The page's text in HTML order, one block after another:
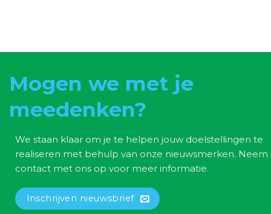
Mogen we met je
meedenken?
We staan klaar om je te helpen jouw doelstellingen te
realiseren met behulp van onze nieuwsmerken. Neem
contact met ons op voor meer informatie.
Inschrijven nieuwsbrief